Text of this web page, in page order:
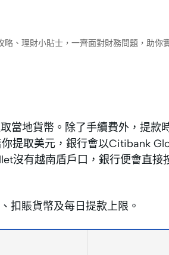
、理財小貼士，一齊面對財務問題，助你
當地貨幣。除了手續費外，提款
提取美元，銀行會以Citibank
沒有越南盾戶口，銀行便會直接
扣賬貨幣及每日提款上限。